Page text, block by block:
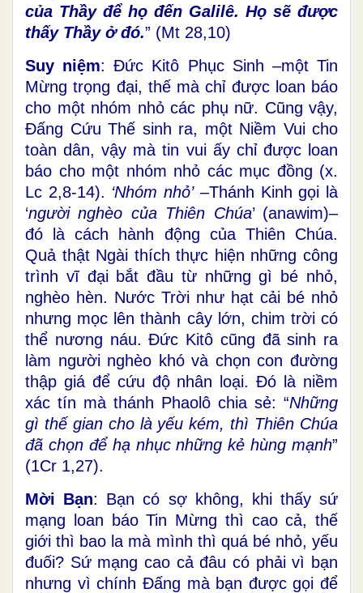
của Thầy để họ đến Galilê. Họ sẽ được
thấy Thầy ở đó.” (Mt 28,10)
Suy niệm: Đức Kitô Phục Sinh –một Tin
Mừng trọng đại, thế mà chỉ được loan báo
cho một nhóm nhỏ các phụ nữ. Cũng vậy,
Đấng Cứu Thế sinh ra, một Niềm Vui cho
toàn dân, vậy mà tin vui ấy chỉ được loan
báo cho một nhóm nhỏ các mục đồng (x.
Lc 2,8-14). ‘Nhóm nhỏ’ –Thánh Kinh gọi là
‘người nghèo của Thiên Chúa’ (anawim)–
đó là cách hành động của Thiên Chúa.
Quả thật Ngài thích thực hiện những công
trình vĩ đại bắt đầu từ những gì bé nhỏ,
nghèo hèn. Nước Trời như hạt cải bé nhỏ
nhưng mọc lên thành cây lớn, chim trời có
thể nương náu. Đức Kitô cũng đã sinh ra
làm người nghèo khó và chọn con đường
thập giá để cứu độ nhân loại. Đó là niềm
xác tín mà thánh Phaolô chia sẻ: “Những
gì thế gian cho là yếu kém, thì Thiên Chúa
đã chọn để hạ nhục những kẻ hùng mạnh”
(1Cr 1,27).
Mời Bạn: Bạn có sợ không, khi thấy sứ
mạng loan báo Tin Mừng thì cao cả, thế
giới thì bao la mà mình thì quá bé nhỏ, yếu
đuối? Sứ mạng cao cả đâu có phải vì bạn
nhưng vì chính Đấng mà bạn được gọi để